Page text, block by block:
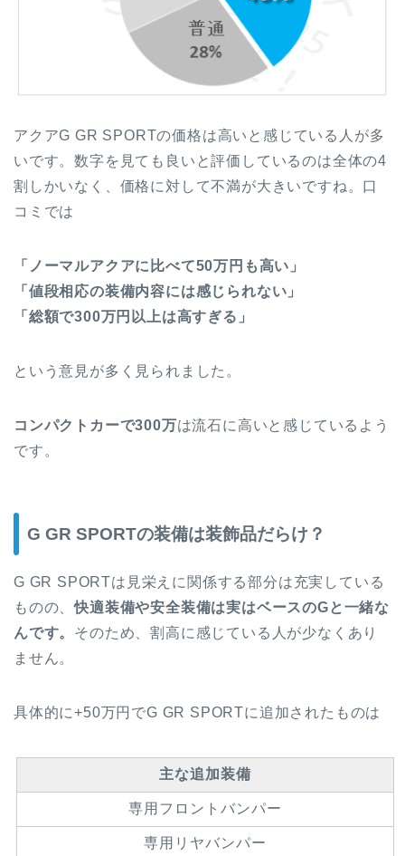
アクアG GR SPORTの価格は高いと感じている人が多
いです。数字を見ても良いと評価しているのは全体の4
割しかいなく、価格に対して不満が大きいですね。口
コミでは
「ノーマルアクアに比べて50万円も高い」
「値段相応の装備内容には感じられない」
「総額で300万円以上は高すぎる」
という意見が多く見られました。
コンパクトカーで300万は流石に高いと感じているよう
です。
G GR SPORTの装備は装飾品だらけ？
G GR SPORTは見栄えに関係する部分は充実している
ものの、快適装備や安全装備は実はベースのGと一緒な
んです。 そのため、割高に感じている人が少なくあり
ません。
具体的に+50万円でG GR SPORTに追加されたものは
主な追加装備
専用フロントバンパー
専用リヤバンパー